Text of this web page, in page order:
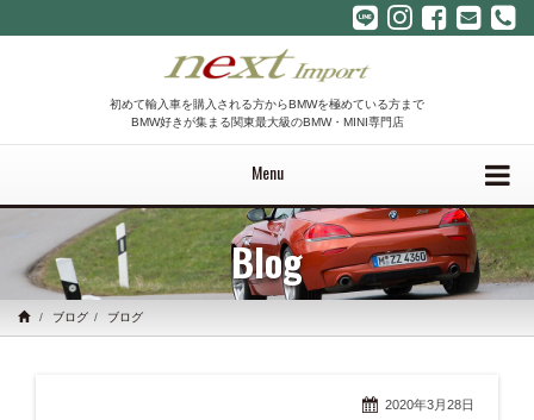
初めて輸入車を購入される方からBMWを極めている方まで
BMW好きが集まる関東最大級のBMW・MINI専門店
Menu
Blog
ブログ ブログ
2020年3月28日